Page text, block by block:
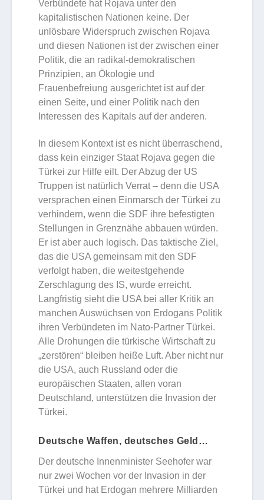
Verbündete hat Rojava unter den
kapitalistischen Nationen keine. Der
unlösbare Widerspruch zwischen Rojava
und diesen Nationen ist der zwischen einer
Politik, die an radikal-demokratischen
Prinzipien, an Ökologie und
Frauenbefreiung ausgerichtet ist auf der
einen Seite, und einer Politik nach den
Interessen des Kapitals auf der anderen.
In diesem Kontext ist es nicht überraschend,
dass kein einziger Staat Rojava gegen die
Türkei zur Hilfe eilt. Der Abzug der US
Truppen ist natürlich Verrat – denn die USA
versprachen einen Einmarsch der Türkei zu
verhindern, wenn die SDF ihre befestigten
Stellungen in Grenznähe abbauen würden.
Er ist aber auch logisch. Das taktische Ziel,
das die USA gemeinsam mit den SDF
verfolgt haben, die weitestgehende
Zerschlagung des IS, wurde erreicht.
Langfristig sieht die USA bei aller Kritik an
manchen Auswüchsen von Erdogans Politik
ihren Verbündeten im Nato-Partner Türkei.
Alle Drohungen die türkische Wirtschaft zu
„zerstören“ bleiben heiße Luft. Aber nicht nur
die USA, auch Russland oder die
europäischen Staaten, allen voran
Deutschland, unterstützen die Invasion der
Türkei.
Deutsche Waffen, deutsches Geld…
Der deutsche Innenminister Seehofer war
nur zwei Wochen vor der Invasion in der
Türkei und hat Erdogan mehrere Milliarden